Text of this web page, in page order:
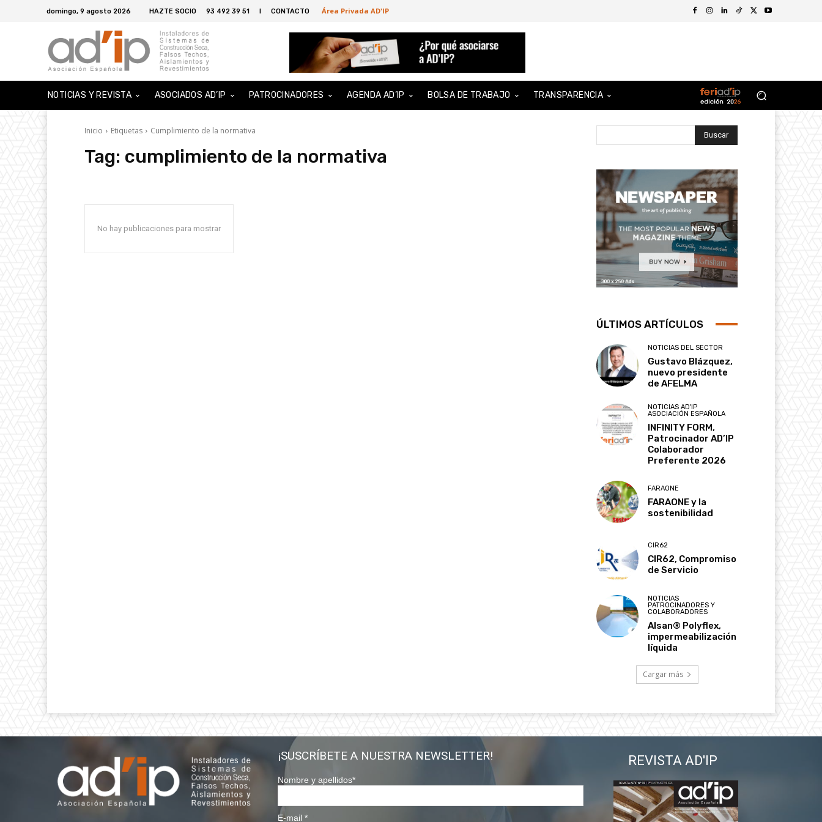
domingo, 9 agosto 2026 HAZTE SOCIO 93 492 39 51 I CONTACTO Área Privada AD'IP
NOTICIAS Y REVISTA ASOCIADOS AD’IP PATROCINADORES AGENDA AD’IP BOLSA DE TRABAJO TRANSPARENCIA
Inicio Etiquetas Cumplimiento de la normativa
Tag: cumplimiento de la normativa
No hay publicaciones para mostrar
Buscar
ÚLTIMOS ARTÍCULOS
NOTICIAS DEL SECTOR
Gustavo Blázquez,
nuevo presidente
de AFELMA
NOTICIAS AD'IP
ASOCIACIÓN ESPAÑOLA
INFINITY FORM,
Patrocinador AD’IP
Colaborador
Preferente 2026
FARAONE
FARAONE y la
sostenibilidad
CIR62
CIR62, Compromiso
de Servicio
NOTICIAS
PATROCINADORES Y
COLABORADORES
Alsan® Polyflex,
impermeabilización
líquida
Cargar más
¡SUSCRÍBETE A NUESTRA NEWSLETTER!
Nombre y apellidos*
E-mail*
REVISTA AD'IP